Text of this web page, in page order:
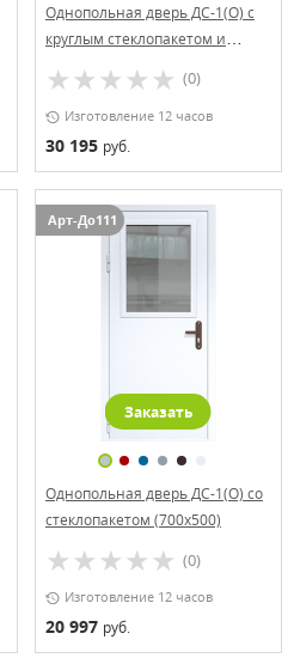
Однопольная дверь ДС-1(О) с
круглым стеклопакетом и
(0)
Изготовление 12 часов
30 195 руб.
Арт-До111
Заказать
Однопольная дверь ДС-1(О) со
стеклопакетом (700х500)
(0)
Изготовление 12 часов
20 997 руб.